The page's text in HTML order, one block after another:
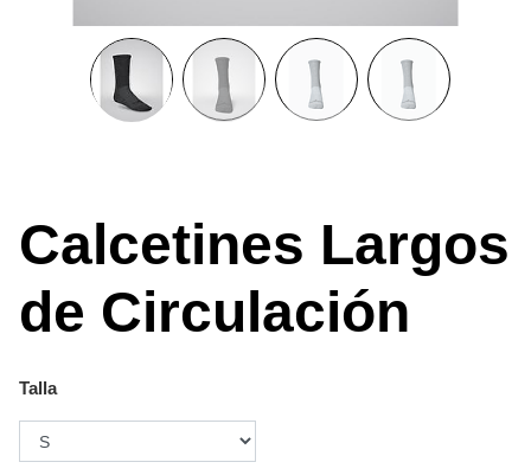
Calcetines Largos
de Circulación
Talla